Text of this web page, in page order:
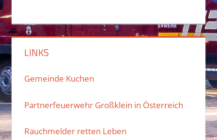
LINKS
Gemeinde Kuchen
Partnerfeuerwehr Großklein in Österreich
Rauchmelder retten Leben